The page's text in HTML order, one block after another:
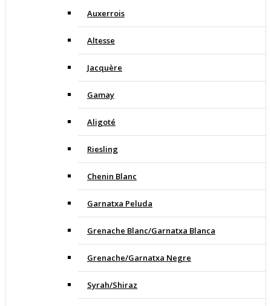
Auxerrois
Altesse
Jacquère
Gamay
Aligoté
Riesling
Chenin Blanc
Garnatxa Peluda
Grenache Blanc/Garnatxa Blanca
Grenache/Garnatxa Negre
Syrah/Shiraz